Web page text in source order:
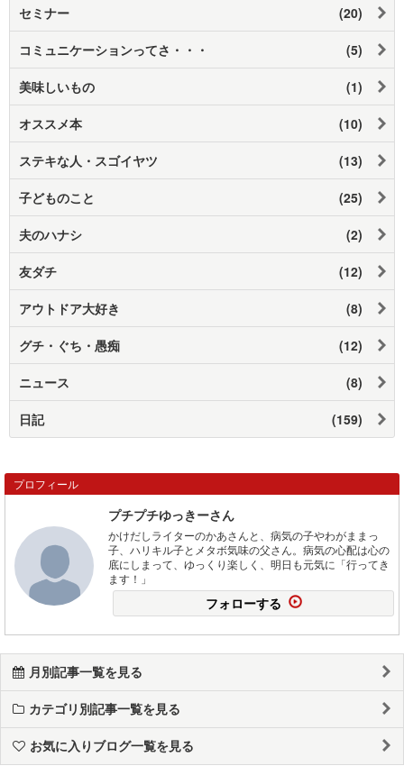
セミナー (20)
コミュニケーションってさ・・・ (5)
美味しいもの (1)
オススメ本 (10)
ステキな人・スゴイヤツ (13)
子どものこと (25)
夫のハナシ (2)
友ダチ (12)
アウトドア大好き (8)
グチ・ぐち・愚痴 (12)
ニュース (8)
日記 (159)
プロフィール
プチプチゆっきーさん
かけだしライターのかあさんと、病気の子やわがままっ
子、ハリキル子とメタボ気味の父さん。病気の心配は心の
底にしまって、ゆっくり楽しく、明日も元気に「行ってき
ます！」
フォローする
月別記事一覧を見る
カテゴリ別記事一覧を見る
お気に入りブログ一覧を見る